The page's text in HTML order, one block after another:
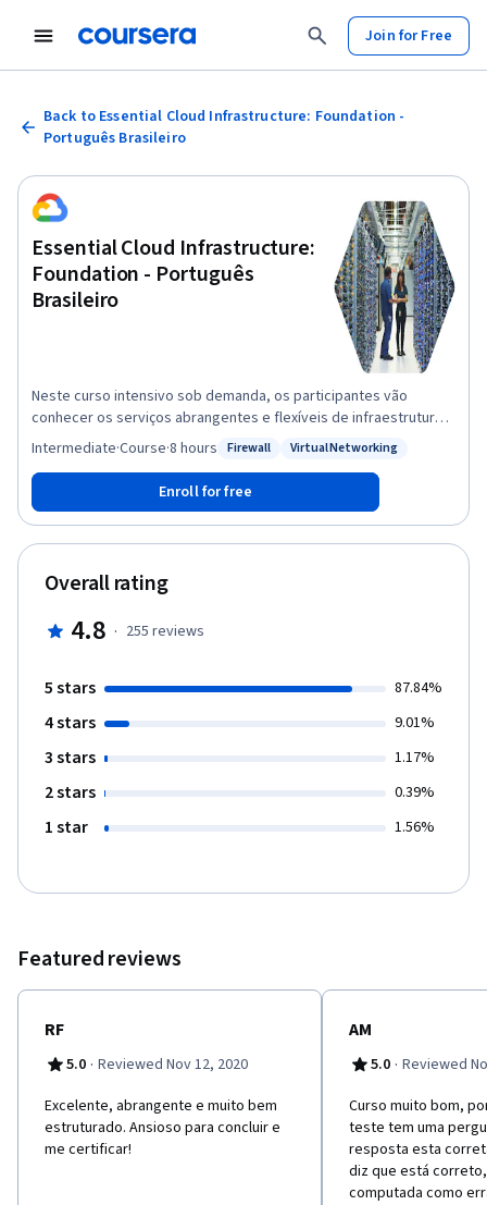
Join for Free
Back to Essential Cloud Infrastructure: Foundation -
Português Brasileiro
Essential Cloud Infrastructure:
Foundation - Português
Brasileiro
Neste curso intensivo sob demanda, os participantes vão
conhecer os serviços abrangentes e flexíveis de infraestrutura e
plataforma fornecidos pelo Google Cloud, com foco no Compute
laboratórios práticos, os participantes têm chance de conhecer
e implantar elementos da solução, incluindo componentes de
infraestrutura, como redes, máquinas virtuais e serviços de
aplicativos. Você vai aprender a usar o Google Cloud no Console
e no Cloud Shell. Além disso, vamos detalhar o papel de um
arquiteto de nuvem, abordagens de design de infraestruturas,
(VPC), projetos, redes, sub-redes, endereços IP, rotas e regras
Firewall
Status: Virtual Networking
Virtual Networking
Intermediate·Course·8 hours
Enroll for free
Overall rating
4.8 · 255 reviews
5 stars 87.84%
4 stars 9.01%
3 stars 1.17%
2 stars 0.39%
1 star 1.56%
Featured reviews
RF
5.0 · Reviewed Nov 12, 2020
Excelente, abrangente e muito bem
estruturado. Ansioso para concluir e
me certificar!
AM
5.0 · Reviewed
Curso muito bom,
teste tem uma
resposta esta
diz que está
computada como